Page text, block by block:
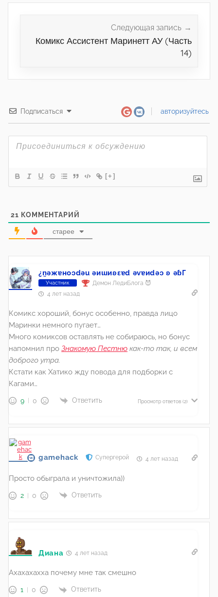
Следующая запись
Комикс Ассистент Маринетт АУ (Часть
14)
Подписаться авторизуйтесь
[+]
21 КОММЕНТАРИЙ
старее
¿n̯ǝжɐноɔdǝu ǝиɯиʚεɐd ǝvɐиdǝɔ ʚ ǝɓГ
Участник
Демон ЛедиБлога 😈
4 лет назад
Комикс хороший, бонус особенно, правда лицо
Маринки немного пугает…
Много комиксов оставлять не собираюсь, но бонус
напомнил про Знакомую Пестню как-то так, и всем
доброго утра.
Кстати как Хатико жду повода для подборки с
Кагами…
9 0 Ответить Просмотр ответов (2)
gamehack Супергерой 4 лет назад
Просто обыграла и уничтожила))
2 0 Ответить
Диана 4 лет назад
Ахахахахха почему мне так смешно
1 0 Ответить